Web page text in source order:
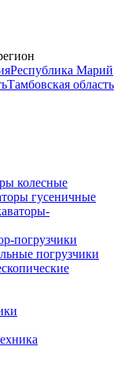
Республика Марий
Тамбовская область
колесные
гусеничные
погрузчики
погрузчики